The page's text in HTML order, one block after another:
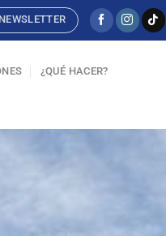
¿QUÉ HACER?